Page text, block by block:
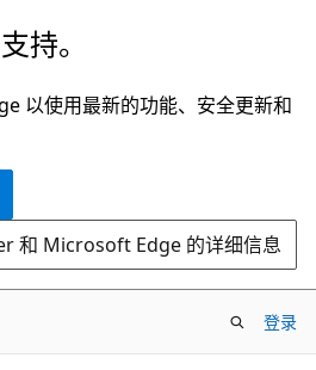
持。
以使用最新的功能、安全更新和
和 Microsoft Edge 的详细信息
登录